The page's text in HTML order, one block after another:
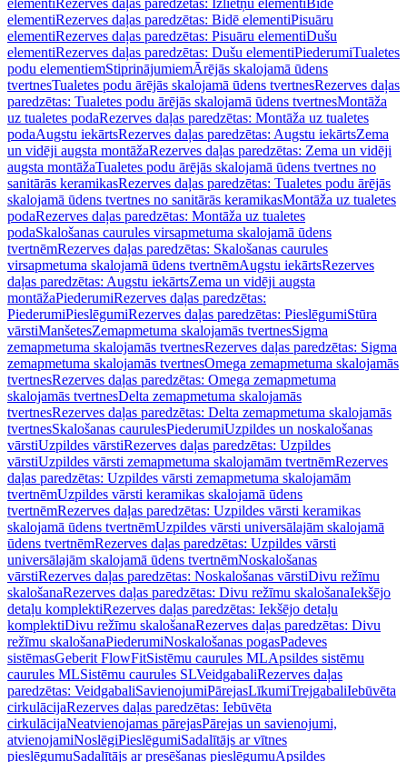
elementi Rezerves daļas paredzētas: Izlietņu elementi Bidē
elementiRezerves daļas paredzētas: Bidē elementiPisuāru
elementiRezerves daļas paredzētas: Pisuāru elementiDušu
elementiRezerves daļas paredzētas: Dušu elementiPiederumiTualetes
podu elementiemStiprinājumiemĀrējās skalojamā ūdens
tvertnesTualetes podu ārējās skalojamā ūdens tvertnesRezerves daļas
paredzētas: Tualetes podu ārējās skalojamā ūdens tvertnesMontāža
uz tualetes podaRezerves daļas paredzētas: Montāža uz tualetes
podaAugstu iekārtsRezerves daļas paredzētas: Augstu iekārtsZema
un vidēji augsta montāžaRezerves daļas paredzētas: Zema un vidēji
augsta montāžaTualetes podu ārējās skalojamā ūdens tvertnes no
sanitārās keramikasRezerves daļas paredzētas: Tualetes podu ārējās
skalojamā ūdens tvertnes no sanitārās keramikasMontāža uz tualetes
podaRezerves daļas paredzētas: Montāža uz tualetes
podaSkalošanas caurules virsapmetuma skalojamā ūdens
tvertnēmRezerves daļas paredzētas: Skalošanas caurules
virsapmetuma skalojamā ūdens tvertnēmAugstu iekārtsRezerves
daļas paredzētas: Augstu iekārtsZema un vidēji augsta
montāžaPiederumiRezerves daļas paredzētas:
PiederumiPieslēgumiRezerves daļas paredzētas: PieslēgumiStūra
vārstiManšetesZemapmetuma skalojamās tvertnesSigma
zemapmetuma skalojamās tvertnesRezerves daļas paredzētas: Sigma
zemapmetuma skalojamās tvertnesOmega zemapmetuma skalojamās
tvertnesRezerves daļas paredzētas: Omega zemapmetuma
skalojamās tvertnesDelta zemapmetuma skalojamās
tvertnesRezerves daļas paredzētas: Delta zemapmetuma skalojamās
tvertnesSkalošanas caurulesPiederumiUzpildes un noskalošanas
vārstiUzpildes vārstiRezerves daļas paredzētas: Uzpildes
vārstiUzpildes vārsti zemapmetuma skalojamām tvertnēmRezerves
daļas paredzētas: Uzpildes vārsti zemapmetuma skalojamām
tvertnēmUzpildes vārsti keramikas skalojamā ūdens
tvertnēmRezerves daļas paredzētas: Uzpildes vārsti keramikas
skalojamā ūdens tvertnēmUzpildes vārsti universālajām skalojamā
ūdens tvertnēmRezerves daļas paredzētas: Uzpildes vārsti
universālajām skalojamā ūdens tvertnēmNoskalošanas
vārstiRezerves daļas paredzētas: Noskalošanas vārstiDivu režīmu
skalošanaRezerves daļas paredzētas: Divu režīmu skalošanaIekšējo
detaļu komplektiRezerves daļas paredzētas: Iekšējo detaļu
komplektiDivu režīmu skalošanaRezerves daļas paredzētas: Divu
režīmu skalošanaPiederumiNoskalošanas pogasPadeves
sistēmasGeberit FlowFitSistēmu caurules MLApsildes sistēmu
caurules MLSistēmu caurules SLVeidgabaliRezerves daļas
paredzētas: VeidgabaliSavienojumiPārejasLīkumiTrejgabaliIebūvēta
cirkulācijaRezerves daļas paredzētas: Iebūvēta
cirkulācijaNeatvienojamas pārejasPārejas un savienojumi,
atvienojamiNoslēgiPieslēgumiSadalītājs ar vītnes
pieslēgumuSadalītājs ar presēšanas pieslēgumuApsildes